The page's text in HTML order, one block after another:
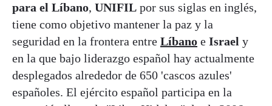
para el Líbano, UNIFIL por sus siglas en inglés,
tiene como objetivo mantener la paz y la
seguridad en la frontera entre Líbano e Israel y
en la que bajo liderazgo español hay actualmente
desplegados alrededor de 650 'cascos azules'
españoles. El ejército español participa en la